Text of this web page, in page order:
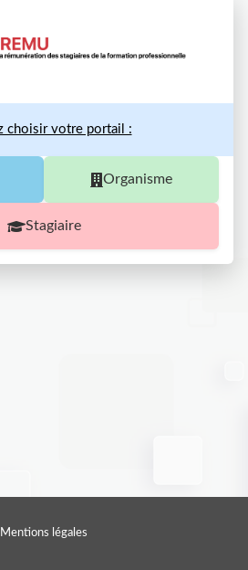
choisir votre portail :
Organisme
Stagiaire
Mentions légales